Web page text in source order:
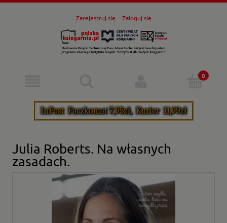
Zarejestruj się Zaloguj się
Julia Roberts. Na własnych
zasadach.